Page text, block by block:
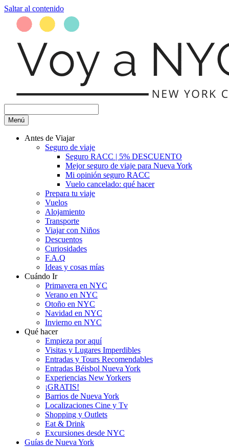
Saltar al contenido
Menú
Antes de Viajar
Seguro de viaje
Seguro RACC | 5% DESCUENTO
Mejor seguro de viaje para Nueva York
Mi opinión seguro RACC
Vuelo cancelado: qué hacer
Prepara tu viaje
Vuelos
Alojamiento
Transporte
Viajar con Niños
Descuentos
Curiosidades
F.A.Q
Ideas y cosas mías
Cuándo Ir
Primavera en NYC
Verano en NYC
Otoño en NYC
Navidad en NYC
Invierno en NYC
Qué hacer
Empieza por aquí
Visitas y Lugares Imperdibles
Entradas y Tours Recomendables
Entradas Béisbol Nueva York
Experiencias New Yorkers
¡GRATIS!
Barrios de Nueva York
Localizaciones Cine y Tv
Shopping y Outlets
Eat & Drink
Excursiones desde NYC
Guías de Nueva York